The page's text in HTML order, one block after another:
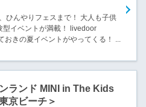
ひんやりフェスまで！ 大人も子供
型イベントが満載！ livedoor
きの夏イベントがやってくる！ ...
ランド MINI in The Kids
京ビーチ＞